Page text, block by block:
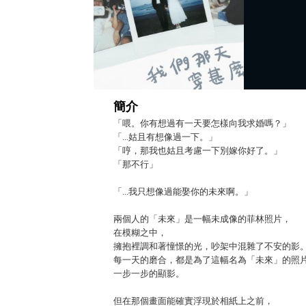
簡介
「喂。你有想過有一天要怎樣向我求婚嗎？」
「...姑且有想像過一下。」
「哼，那我也姑且考慮一下別嫁你好了。」
「那不行」
「...我只想像過能娶你的未來啊。」
兩個人的「未來」是一幅未成像的菲林照片，
在模糊之中，
擁抱裡調和著憧憬的光，吵架中混雜了不安的影
每一天的磨合，都是為了這幅名為「未來」的照
一步一步的顯影。
但在那個畫面能確實浮現於相紙上之前，